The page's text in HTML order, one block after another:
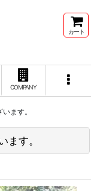
カート
COMPANY
ます。
ます。